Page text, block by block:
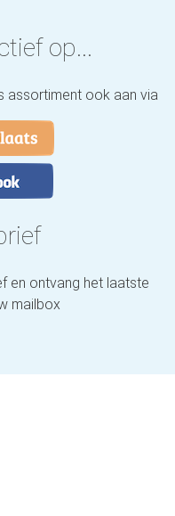
op...
assortiment ook aan via
en ontvang het laatste
mailbox